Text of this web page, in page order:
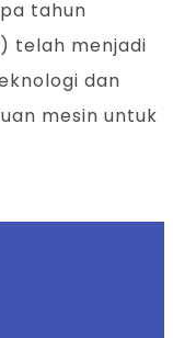
tahun
telah menjadi
dan
mesin untuk